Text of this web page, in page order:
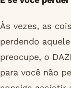
Às vezes, as
perdendo
preocupe, o
para você não